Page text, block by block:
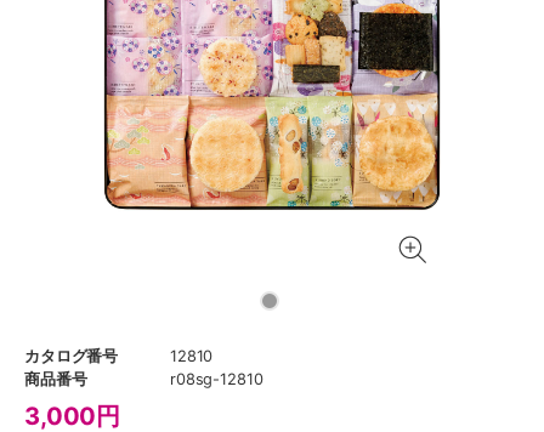
カタログ番号
12810
商品番号
r08sg-12810
3,000 円